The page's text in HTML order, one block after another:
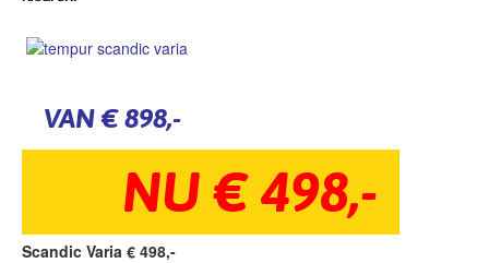
VAN € 898,-
NU € 498,-
Scandic Varia € 498,-